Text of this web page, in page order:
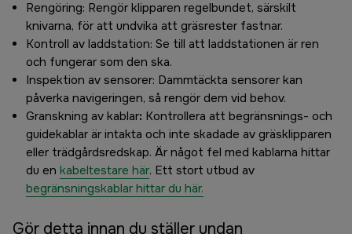
Rengöring: Rengör klipparen regelbundet, särskilt
knivarna, för att undvika att gräsrester fastnar.
Kontroll av laddstation: Se till att laddstationen är ren
och fungerar som den ska.
Inspektion av sensorer: Dammtäckta sensorer kan
påverka navigeringen, så rengör dem vid behov.
Granskning av kablar: Kontrollera att begränsnings- och
guidekablar är intakta och inte skadade av gräsklipparen
eller trädgårdsredskap. Är något fel med kablarna hittar
du en kabeltestare här. Ett stort utbud av
begränsningskablar hittar du här.
Gör detta innan du ställer undan